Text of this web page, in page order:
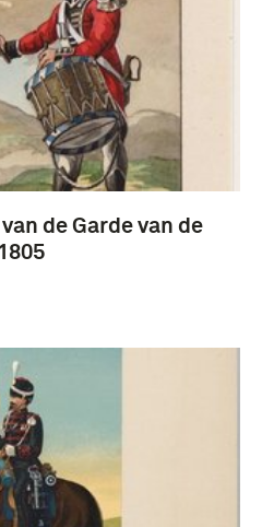
de Garde van de